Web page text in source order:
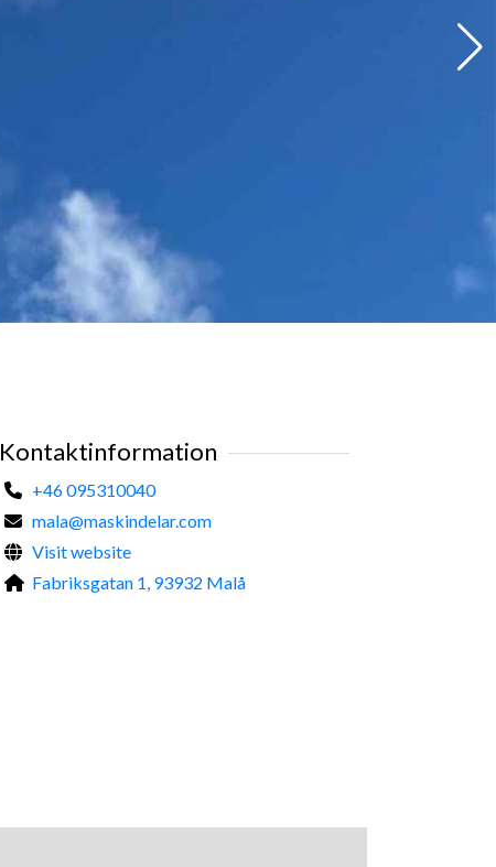
Kontaktinformation
+46 095310040
mala@maskindelar.com
Visit website
Fabriksgatan 1, 93932 Malå